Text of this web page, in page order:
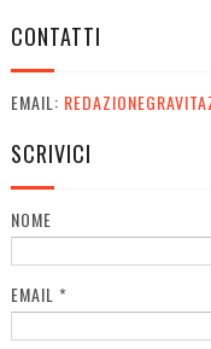
CONTATTI
EMAIL:
SCRIVICI
NOME
EMAIL *